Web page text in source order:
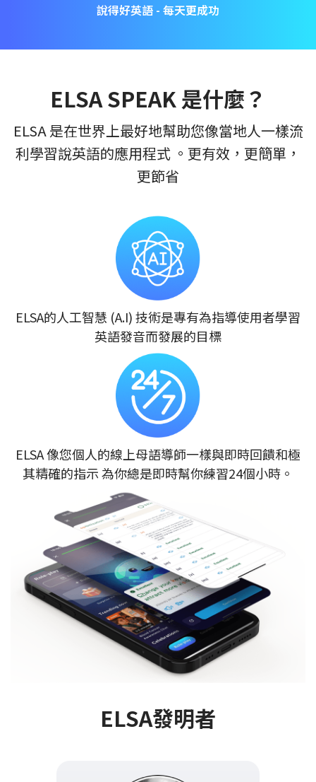
說得好英語 - 每天更成功
ELSA SPEAK 是什麼？
ELSA 是在世界上最好地幫助您像當地人一樣流
利學習說英語的應用程式 。更有效，更簡單，
更節省
ELSA的人工智慧 (A.I) 技術是專有為指導使用者學習
英語發音而發展的目標
ELSA 像您個人的線上母語導師一樣與即時回饋和極
其精確的指示 為你總是即時幫你練習24個小時。
ELSA發明者